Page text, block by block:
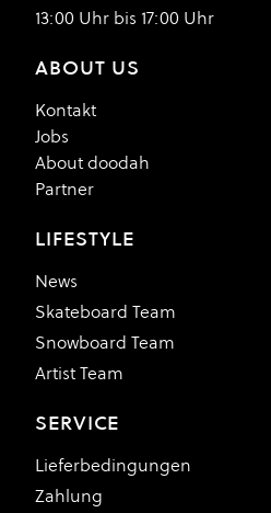
13:00 Uhr bis 17:00 Uhr
ABOUT US
Kontakt
Jobs
About doodah
Partner
LIFESTYLE
News
Skateboard Team
Snowboard Team
Artist Team
SERVICE
Lieferbedingungen
Zahlung